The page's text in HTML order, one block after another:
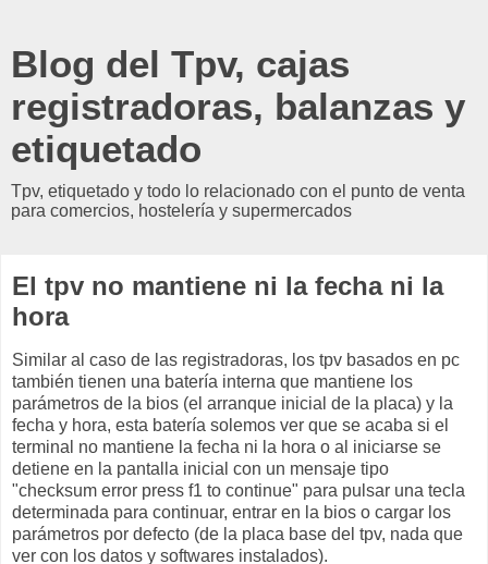
Blog del Tpv, cajas
registradoras, balanzas y
etiquetado
Tpv, etiquetado y todo lo relacionado con el punto de venta
para comercios, hostelería y supermercados
El tpv no mantiene ni la fecha ni la
hora
Similar al caso de las registradoras, los tpv basados en pc
también tienen una batería interna que mantiene los
parámetros de la bios (el arranque inicial de la placa) y la
fecha y hora, esta batería solemos ver que se acaba si el
terminal no mantiene la fecha ni la hora o al iniciarse se
detiene en la pantalla inicial con un mensaje tipo
"checksum error press f1 to continue" para pulsar una tecla
determinada para continuar, entrar en la bios o cargar los
parámetros por defecto (de la placa base del tpv, nada que
ver con los datos y softwares instalados).